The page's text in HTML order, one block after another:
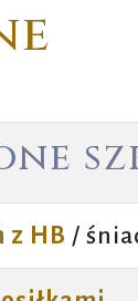
z HB /